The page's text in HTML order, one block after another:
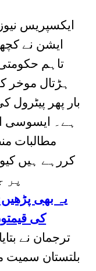
ایکسپریس
ایشن نے
تاہم
ہڑتال موخر
بار پھر پیٹرول
ہے۔ ایسوسی
مطالبات
پر
یہ بھی
کی
بلتستان سمیت